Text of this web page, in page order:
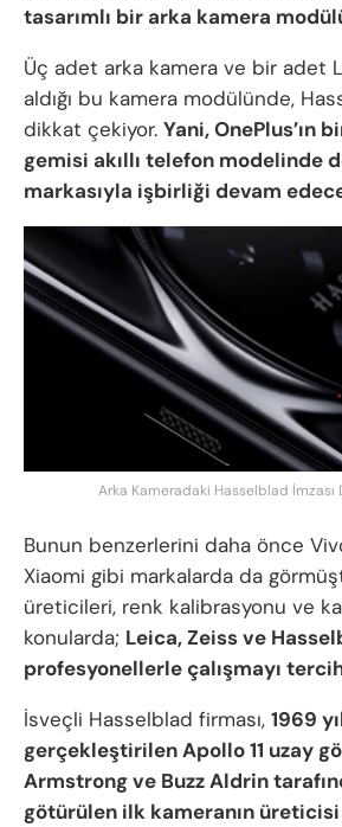
tasarımlı bir arka kamera
Üç adet arka kamera ve bir adet
aldığı bu kamera modülünde,
dikkat çekiyor. Yani, OnePlus’ın
gemisi akıllı telefon modelinde
markasıyla işbirliği devam
Arka Kameradaki Hasselblad İmzası
Bunun benzerlerini daha önce
Xiaomi gibi markalarda da
üreticileri, renk kalibrasyonu ve
konularda; Leica, Zeiss ve
profesyonellerle çalışmayı
İsveçli Hasselblad firması, 1969
gerçekleştirilen Apollo 11 uzay
Armstrong ve Buzz Aldrin
götürülen ilk kameranın